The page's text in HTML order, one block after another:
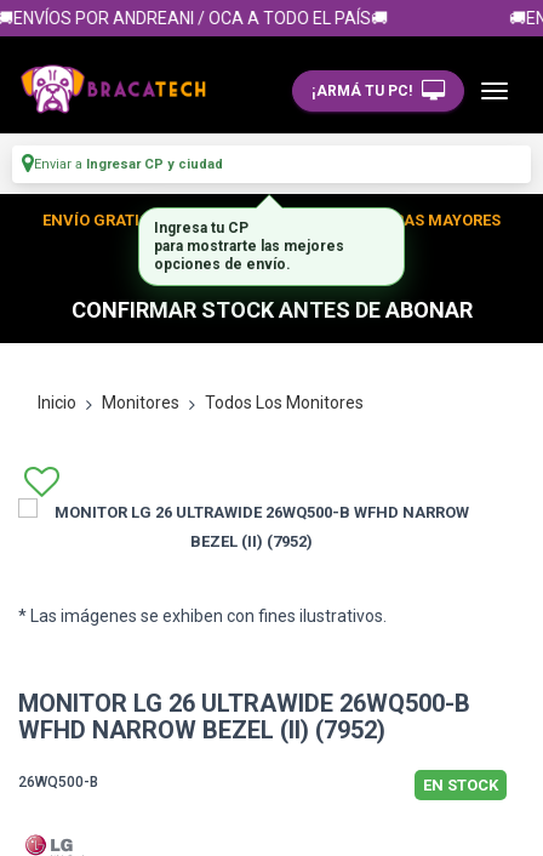
POR ANDREANI / OCA A TODO EL PAÍS🚚
¡ARMÁ TU PC!
Enviar a Ingresar CP y ciudad
ENVÍO GRATIS DENTRO DE CABA EN TUS COMPRAS MAYORES
A $300.000
CONFIRMAR STOCK ANTES DE ABONAR
Inicio Monitores Todos Los Monitores
* Las imágenes se exhiben con fines ilustrativos.
MONITOR LG 26 ULTRAWIDE 26WQ500-B
WFHD NARROW BEZEL (II) (7952)
26WQ500-B EN STOCK
Ingresa tu CP
para mostrarte las mejores
opciones de envío.